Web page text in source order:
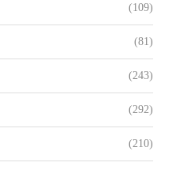
(109)
(81)
(243)
(292)
(210)